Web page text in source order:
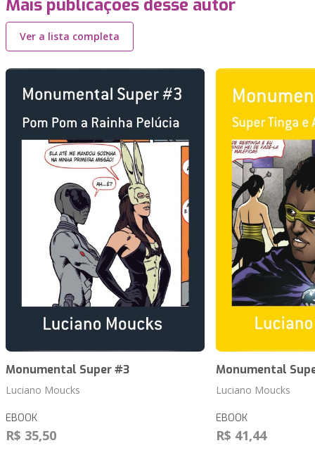
Mais publicações desse autor
Ver a lista completa
Monumental Super #3
Luciano Moucks
EBOOK
R$ 35,50
Monumental
Luciano Moucks
EBOOK
R$ 41,44